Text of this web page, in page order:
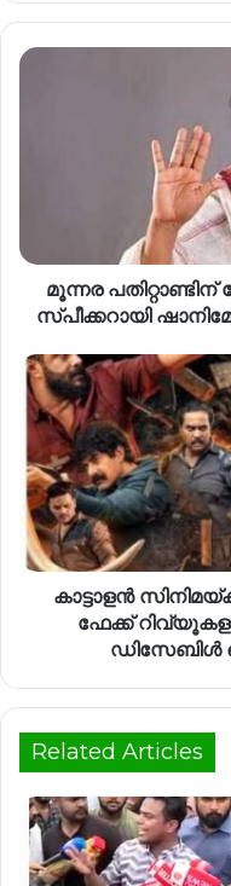
മൂന്നര
സ്പീക്കറായി
കാട്ടാളൻ
ഫേക്ക്
Related Articles